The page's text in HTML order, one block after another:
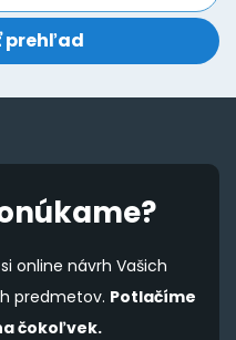
online návrh Vašich
predmetov. Potlačíme
čokoľvek.